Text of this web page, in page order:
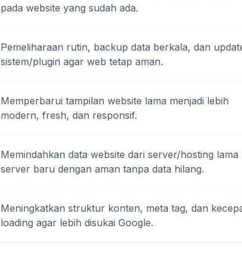
pada website yang sudah ada.
Pemeliharaan rutin, backup data berkala, dan
sistem/plugin agar web tetap aman.
Memperbarui tampilan website lama menjadi lebih
modern, fresh, dan responsif.
Memindahkan data website dari server/hosting lama
server baru dengan aman tanpa data hilang.
Meningkatkan struktur konten, meta tag, dan
loading agar lebih disukai Google.